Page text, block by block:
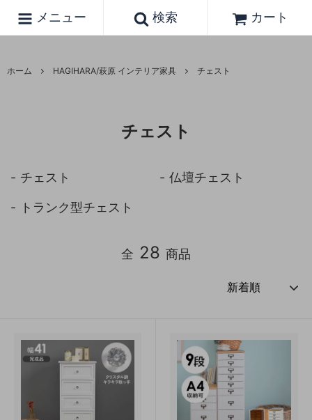
メニュー 検索 カート
ホーム HAGIHARA/萩原 インテリア家具 チェスト
チェスト
チェスト 仏壇チェスト
トランク型チェスト
全 28 商品